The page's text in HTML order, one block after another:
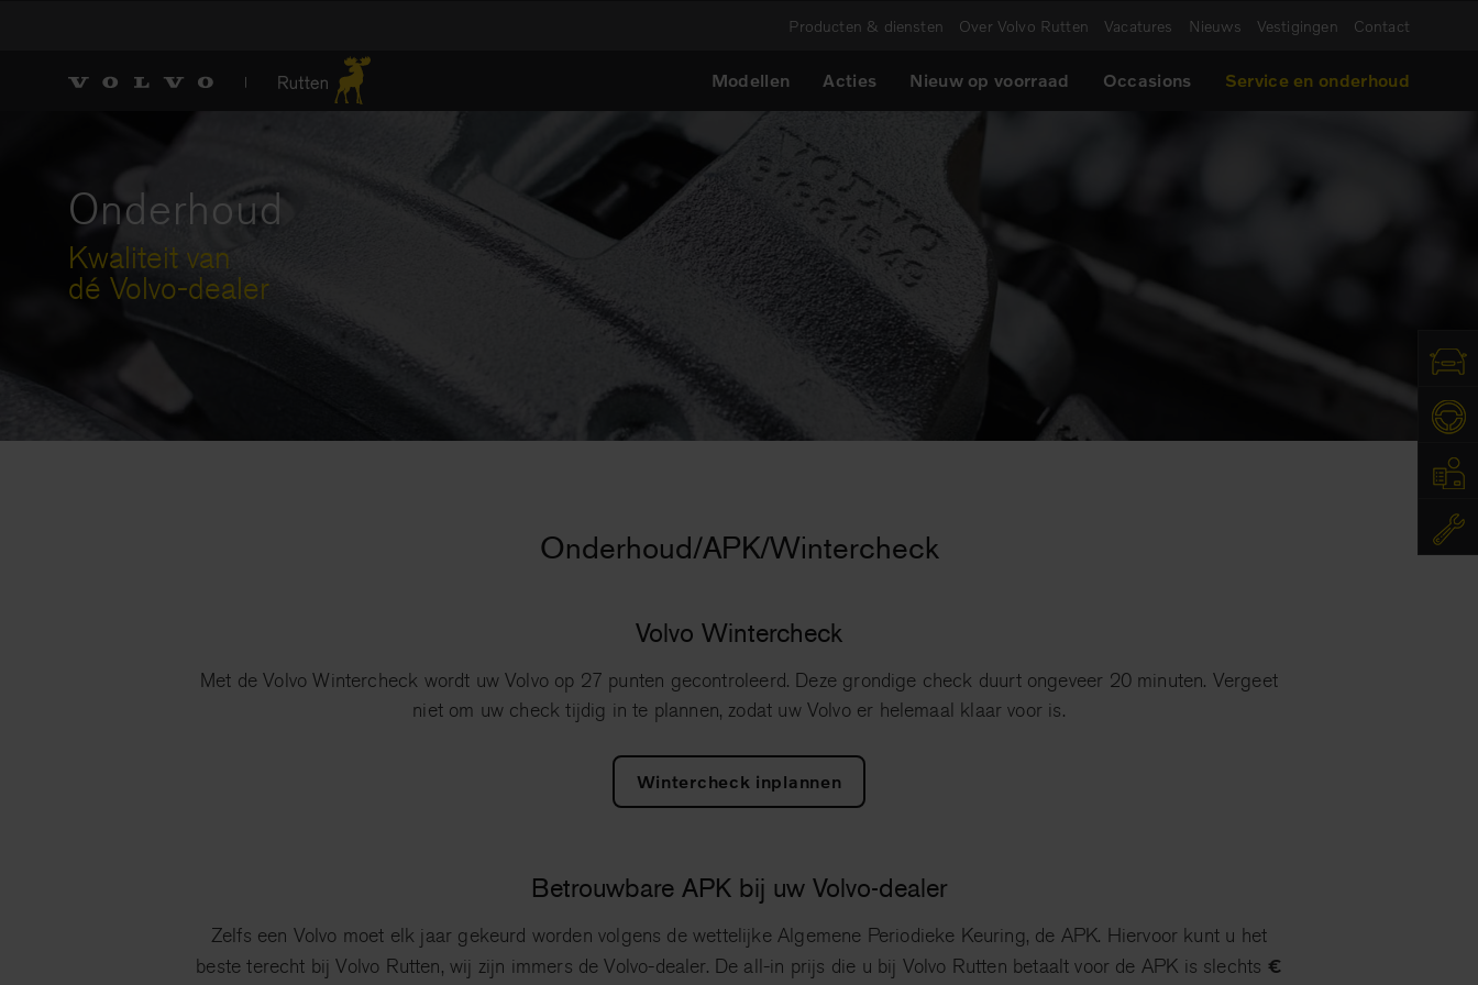
Producten & diensten Over Volvo Rutten Vacatures Nieuws Vestigingen Contact
Modellen Acties Nieuw op voorraad Occasions Service en onderhoud
Onderhoud
Kwaliteit van
dé Volvo-dealer
Onderhoud/APK/Wintercheck
Volvo Wintercheck
Met de Volvo Wintercheck wordt uw Volvo op 27 punten gecontroleerd. Deze grondige check duurt ongeveer 20 minuten. Vergeet
niet om uw check tijdig in te plannen, zodat uw Volvo er helemaal klaar voor is.
Wintercheck inplannen
Betrouwbare APK bij uw Volvo-dealer
Zelfs een Volvo moet elk jaar gekeurd worden volgens de wettelijke Algemene Periodieke Keuring, de APK. Hiervoor kunt u het
beste terecht bij Volvo Rutten, wij zijn immers de Volvo-dealer. De all-in prijs die u bij Volvo Rutten betaalt voor de APK is slechts €